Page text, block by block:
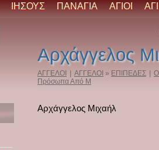
ΙΗΣΟΥΣ ΠΑΝΑΓΙΑ ΑΓΙΟΙ
Αρχάγγελος
ΑΓΓΕΛΟΙ ΑΓΓΕΛΟΙ » ΕΠΙΠΕΔΕΣ
Πρόσωπα Από Μ
Αρχάγγελος Μιχαήλ